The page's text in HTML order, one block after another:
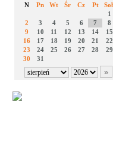
N Pn Wt Śr Cz Pt
1
2
3 4 5 6 7
8
9
10 11 12 13 14
15
16
17 18 19 20 21
22
23
24 25 26 27 28
29
30
31